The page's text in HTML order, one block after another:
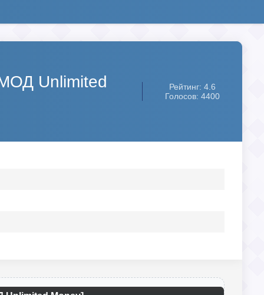
Unlimited
Рейтинг: 4.6
Голосов: 4400